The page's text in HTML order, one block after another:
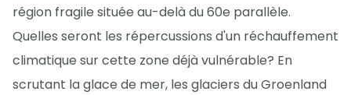
région fragile située au-delà du 60e parallèle.
Quelles seront les répercussions d'un réchauffement
climatique sur cette zone déjà vulnérable? En
scrutant la glace de mer, les glaciers du Groenland